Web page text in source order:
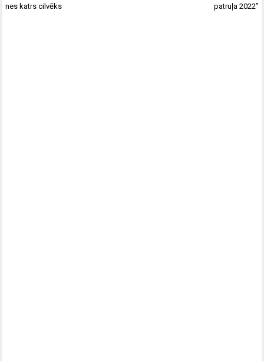
nes katrs cilvēks
patruļa 2022”